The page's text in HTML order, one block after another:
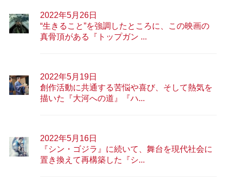
2022年5月26日
“生きること”を強調したところに、この映画の
真骨頂がある『トップガン ...
2022年5月19日
創作活動に共通する苦悩や喜び、そして熱気を
描いた『大河への道』『ハ...
2022年5月16日
『シン・ゴジラ』に続いて、舞台を現代社会に
置き換えて再構築した『シ...